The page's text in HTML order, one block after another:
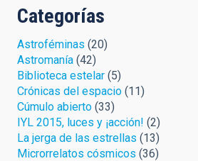
Categorías
Astroféminas (20)
Astromanía (42)
Biblioteca estelar (5)
Crónicas del espacio (11)
Cúmulo abierto (33)
IYL 2015, luces y ¡acción! (2)
La jerga de las estrellas (13)
Microrrelatos cósmicos (36)